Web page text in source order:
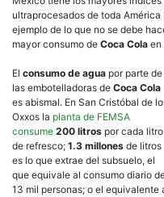
ultraprocesados de toda
ejemplo de lo que no se debe
mayor consumo de Coca Cola en
El consumo de agua por parte de
las embotelladoras de Coca Cola
es abismal. En San Cristóbal de
Oxxos la planta de FEMSA
consume 200 litros por cada litro
de refresco; 1.3 millones de litros
es lo que extrae del subsuelo, el
que equivale al consumo diario
13 mil personas; o el equivalente